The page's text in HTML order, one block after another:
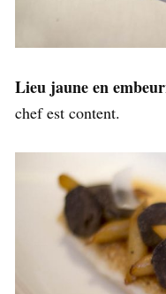
Lieu jaune en
chef est content.